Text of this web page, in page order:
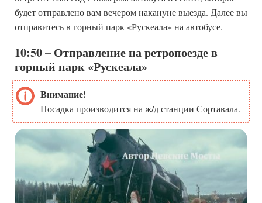
будет отправлено вам вечером накануне выезда. Далее вы
отправитесь в горный парк «Рускеала» на автобусе.
10:50 – Отправление на ретропоезде в
горный парк «Рускеала»
Внимание!
Посадка производится на ж/д станции Сортавала.